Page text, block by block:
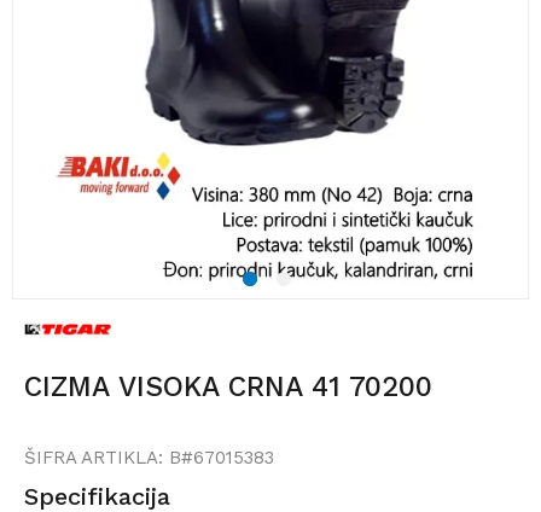
1 2
CIZMA VISOKA CRNA 41 70200
ŠIFRA ARTIKLA: B#67015383
Specifikacija